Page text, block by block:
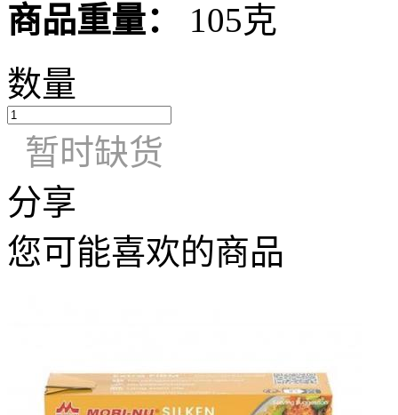
商品重量：
105克
数量
暂时缺货
分享
您可能喜欢的商品